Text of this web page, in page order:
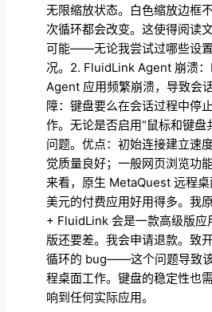
无限缩放状态。白色缩放边框
次循环都会改变。这使得阅读
可能——无论我尝试过哪些设
况。2. FluidLink Agent 崩溃
Agent 应用频繁崩溃，导致会
障：键盘要么在会话过程中停
作。无论是否启用“鼠标和键盘
问题。优点：初始连接建立速
觉质量良好；一般网页浏览功
来看，原生 MetaQuest 远程
美元的付费应用好用得多。我
+ FluidLink 会是一款高级版应
版还要差。我会申请退款。致
循环的 bug——这个问题导致
程桌面工作。键盘的稳定性也
响到任何实际应用。